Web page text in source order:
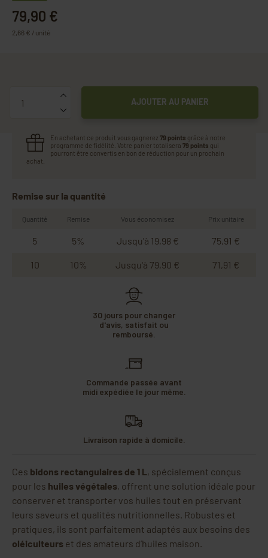
79,90 €
2,66 € / unité
AJOUTER AU PANIER
En achetant ce produit vous gagnerez 79 points grâce à notre
programme de fidélité. Votre panier totalisera 79 points qui
pourront être convertis en bon de réduction pour un prochain
achat.
Remise sur la quantité
Quantité Remise Vous économisez Prix unitaire
5 5% Jusqu'à 19,98 € 75,91 €
10 10% Jusqu'à 79,90 € 71,91 €
30 jours pour changer
d'avis, satisfait ou
remboursé.
Commande passée avant
midi expédiée le jour même.
Livraison rapide à domicile.
Ces bidons rectangulaires de 1 L, spécialement conçus
pour les huiles végétales, offrent une solution idéale pour
conserver et transporter vos huiles tout en préservant
leurs saveurs et qualités nutritionnelles. Robustes et
pratiques, ils sont parfaitement adaptés aux besoins des
oléiculteurs et des amateurs d’huiles maison.